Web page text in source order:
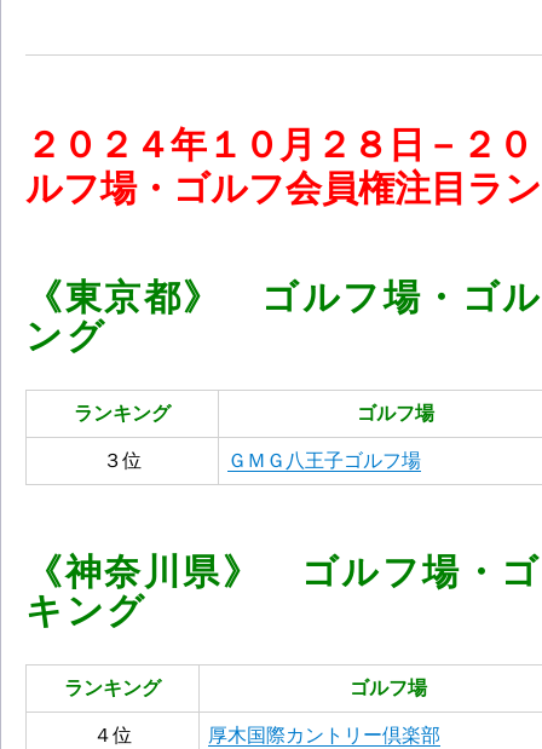
２０ ２４年１０ 月２８ 日－２
ルフ場・ゴルフ会員権注目ラ
《東京都》 ゴルフ場・ゴ
ング
ランキング ゴルフ場
３位 ＧＭＧ八王子ゴルフ場
《神奈川県》 ゴルフ場・
キング
ランキング ゴルフ場
４位 厚木国際カントリー倶楽部